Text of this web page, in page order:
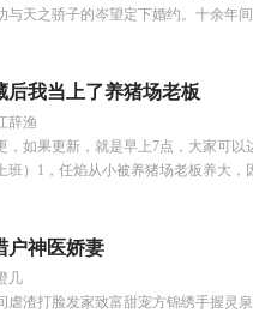
与天之骄子的岑望定下婚约。十余年
后我当上了养猪场老板
辞渔
，如果更新，就是早上7点，大家可以
班）1，任焰从小被养猪场老板养大，
户神医娇妻
几
虐渣打脸发家致富甜宠方锦绣手握灵